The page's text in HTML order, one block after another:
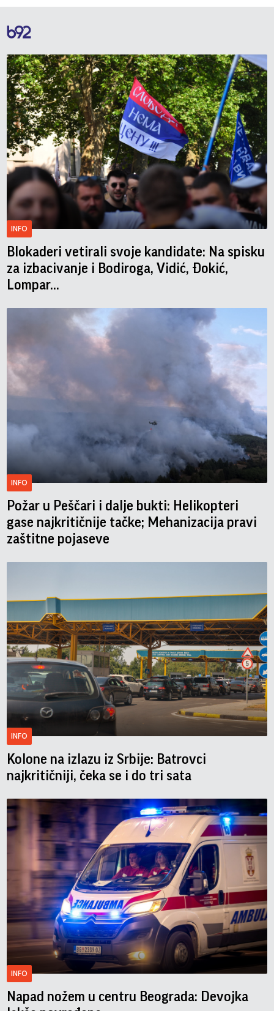
INFO
Blokaderi vetirali svoje kandidate: Na spisku
za izbacivanje i Bodiroga, Vidić, Đokić,
Lompar...
INFO
Požar u Peščari i dalje bukti: Helikopteri
gase najkritičnije tačke; Mehanizacija pravi
zaštitne pojaseve
INFO
Kolone na izlazu iz Srbije: Batrovci
najkritičniji, čeka se i do tri sata
INFO
Napad nožem u centru Beograda: Devojka